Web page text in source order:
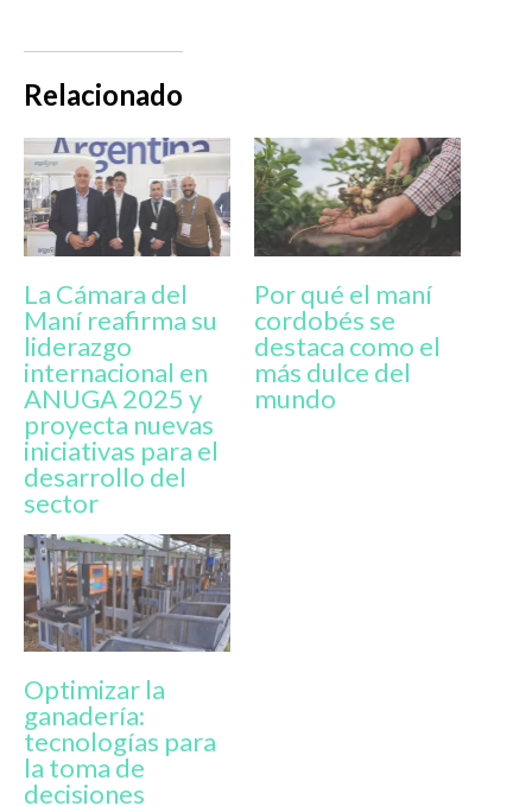
Relacionado
La Cámara del
Maní reafirma su
liderazgo
internacional en
ANUGA 2025 y
proyecta nuevas
iniciativas para el
desarrollo del
sector
Por qué el maní
cordobés se
destaca como el
más dulce del
mundo
Optimizar la
ganadería:
tecnologías para
la toma de
decisiones